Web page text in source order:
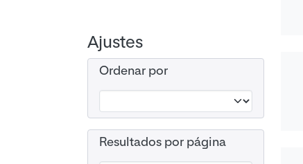
Ajustes
Ordenar por
Resultados por página